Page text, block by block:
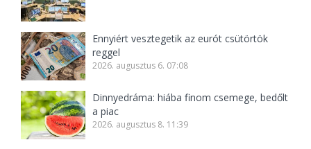
Ennyiért vesztegetik az eurót csütörtök
reggel
2026. augusztus 6. 07:08
Dinnyedráma: hiába finom csemege, bedőlt
a piac
2026. augusztus 8. 11:39